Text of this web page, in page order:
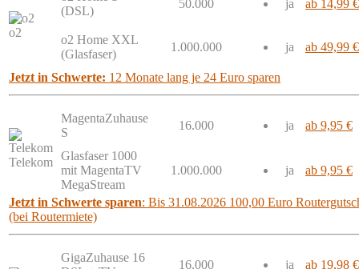
o2
(DSL)
50.000 ja ab 14,99 €
o2 Home XXL
(Glasfaser)
1.000.000 ja ab 49,99 €
Jetzt in Schwerte: 12 Monate lang je 24 Euro sparen
Telekom
MagentaZuhause
S
16.000 ja ab 9,95 €
Glasfaser 1000
mit MagentaTV
MegaStream
1.000.000 ja ab 9,95 €
Jetzt in Schwerte sparen: Bis 31.08.2026 100,00 Euro
(bei Routermiete)
GigaZuhause 16
16.000 ja ab 19,98 €